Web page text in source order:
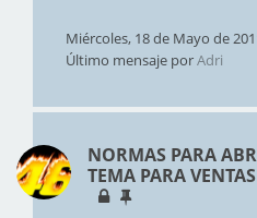
Miércoles, 18 de Mayo de
Último mensaje porAdri
NORMAS PARA
TEMA PARA